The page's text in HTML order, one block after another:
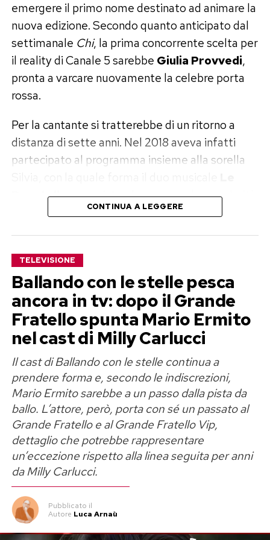
La prima fase partirà con l’ascolto di tutti i brani
iscritti da parte della Commissione Musicale.
Tra le candidature verranno scelti sessanta
artisti, convocati successivamente per le
audizioni dal vivo.
Da questa selezione emergeranno quindici
concorrenti di Sanremo Giovani, ai quali si
aggiungeranno altri quindici artisti provenienti
composto da trenta giovani talenti pronti a
contendersi il passaggio successivo.
durante due fine settimana, alla presenza del
direttore artistico Stefano De Martino. Alla fine
resteranno soltanto sei finalisti: tre scelti
attraverso Sanremo Giovani e tre provenienti da
Area Sanremo.
Sei finalisti in prima serata su Rai 1
Prima della resa dei conti, i sei artisti avranno la
possibilità di farsi conoscere dal pubblico
attraverso una speciale promozione televisiva.
Ciascuno si esibirà durante una puntata di un
importante programma di prima serata su Rai 1.
Il nome della trasmissione non è stato ancora
comunicato, ma l’operazione garantirà ai
concorrenti una visibilità difficilmente
emergere il primo nome destinato ad animare la
nuova edizione. Secondo quanto anticipato dal
settimanale Chi, la prima concorrente scelta per
il reality di Canale 5 sarebbe Giulia Provvedi,
pronta a varcare nuovamente la celebre porta
rossa.
Per la cantante si tratterebbe di un ritorno a
distanza di sette anni. Nel 2018 aveva infatti
partecipato al programma insieme alla sorella
Donatella, conquistando una grande popolarità
anche sul piccolo schermo.
Giulia Provvedi torna al Grande
Fratello Vip
Se l’indiscrezione dovesse trovare conferma,
Giulia Provvedi sarebbe il primo tassello del
cast della nuova stagione del
Vip, che debutterà a settembre su Canale 5 con
Ilary Blasialla conduzione.
CONTINUA A LEGGERE
TELEVISIONE
Ballando con le stelle pesca
ancora in tv: dopo il Grande
Fratello spunta Mario Ermito
nel cast di Milly Carlucci
Il cast di Ballando con le stelle continua a
prendere forma e, secondo le indiscrezioni,
Mario Ermito sarebbe a un passo dalla pista da
ballo. L’attore, però, porta con sé un passato al
Grande Fratello e al Grande Fratello Vip,
dettaglio che potrebbe rappresentare
un’eccezione rispetto alla linea seguita per anni
da Milly Carlucci.
Pubblicato il
Autore Luca Arnaù